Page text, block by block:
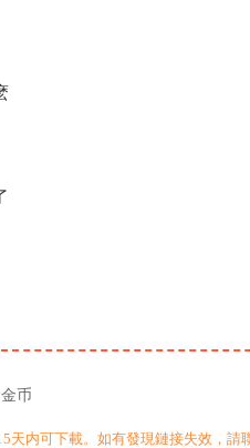
金币
天内可下載。如有發現鏈接失效，請